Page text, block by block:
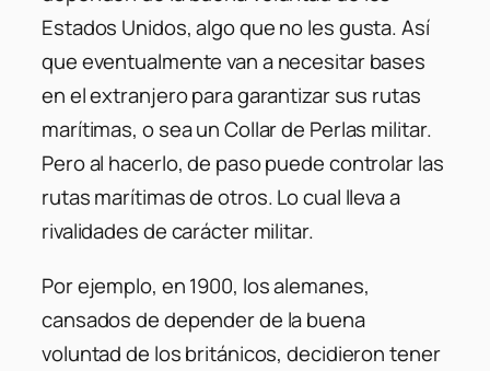
Estados Unidos, algo que no les gusta. Así
que eventualmente van a necesitar bases
en el extranjero para garantizar sus rutas
marítimas, o sea un Collar de Perlas militar.
Pero al hacerlo, de paso puede controlar las
rutas marítimas de otros. Lo cual lleva a
rivalidades de carácter militar.
Por ejemplo, en 1900, los alemanes,
cansados de depender de la buena
voluntad de los británicos, decidieron tener